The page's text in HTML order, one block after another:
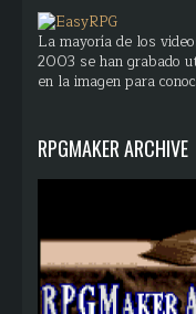
La mayoría de los
2003 se han grabado
en la imagen para
RPGMAKER ARCHIVE